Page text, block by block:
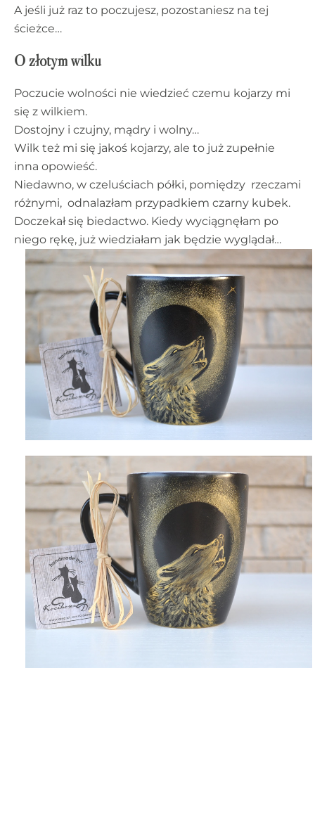
A jeśli już raz to poczujesz, pozostaniesz na tej
ścieżce…
O złotym wilku
Poczucie wolności nie wiedzieć czemu kojarzy mi
się z wilkiem.
Dostojny i czujny, mądry i wolny…
Wilk też mi się jakoś kojarzy, ale to już zupełnie
inna opowieść.
Niedawno, w czeluściach półki, pomiędzy rzeczami
różnymi, odnalazłam przypadkiem czarny kubek.
Doczekał się biedactwo. Kiedy wyciągnęłam po
niego rękę, już wiedziałam jak będzie wyglądał…